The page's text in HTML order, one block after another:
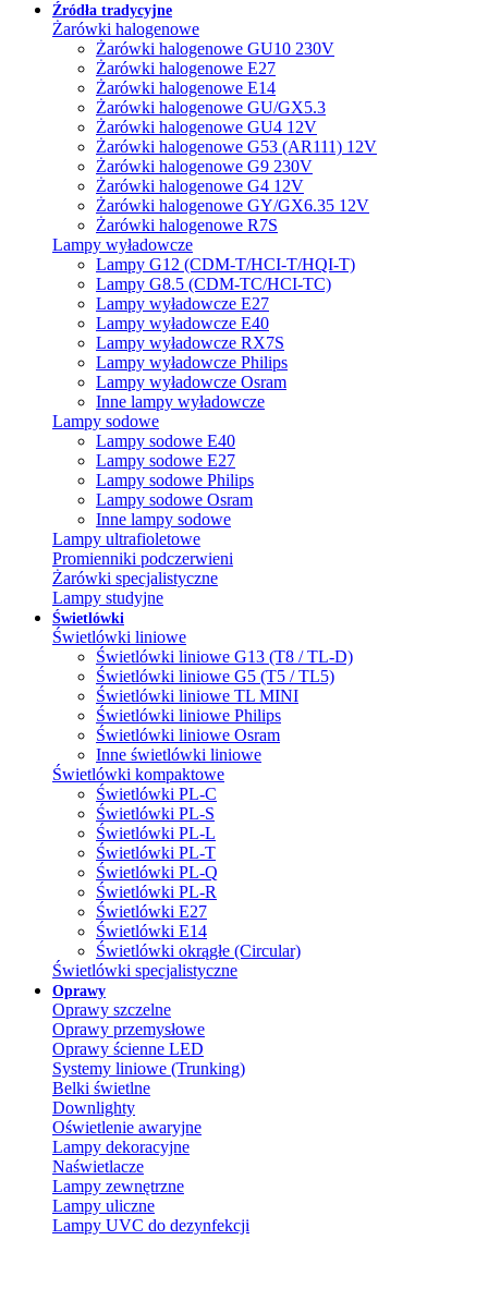
Źródła tradycyjne
Żarówki halogenowe
Żarówki halogenowe GU10 230V
Żarówki halogenowe E27
Żarówki halogenowe E14
Żarówki halogenowe GU/GX5.3
Żarówki halogenowe GU4 12V
Żarówki halogenowe G53 (AR111) 12V
Żarówki halogenowe G9 230V
Żarówki halogenowe G4 12V
Żarówki halogenowe GY/GX6.35 12V
Żarówki halogenowe R7S
Lampy wyładowcze
Lampy G12 (CDM-T/HCI-T/HQI-T)
Lampy G8.5 (CDM-TC/HCI-TC)
Lampy wyładowcze E27
Lampy wyładowcze E40
Lampy wyładowcze RX7S
Lampy wyładowcze Philips
Lampy wyładowcze Osram
Inne lampy wyładowcze
Lampy sodowe
Lampy sodowe E40
Lampy sodowe E27
Lampy sodowe Philips
Lampy sodowe Osram
Inne lampy sodowe
Lampy ultrafioletowe
Promienniki podczerwieni
Żarówki specjalistyczne
Lampy studyjne
Świetlówki
Świetlówki liniowe
Świetlówki liniowe G13 (T8 / TL-D)
Świetlówki liniowe G5 (T5 / TL5)
Świetlówki liniowe TL MINI
Świetlówki liniowe Philips
Świetlówki liniowe Osram
Inne świetlówki liniowe
Świetlówki kompaktowe
Świetlówki PL-C
Świetlówki PL-S
Świetlówki PL-L
Świetlówki PL-T
Świetlówki PL-Q
Świetlówki PL-R
Świetlówki E27
Świetlówki E14
Świetlówki okrągłe (Circular)
Świetlówki specjalistyczne
Oprawy
Oprawy szczelne
Oprawy przemysłowe
Oprawy ścienne LED
Systemy liniowe (Trunking)
Belki świetlne
Downlighty
Oświetlenie awaryjne
Lampy dekoracyjne
Naświetlacze
Lampy zewnętrzne
Lampy uliczne
Lampy UVC do dezynfekcji